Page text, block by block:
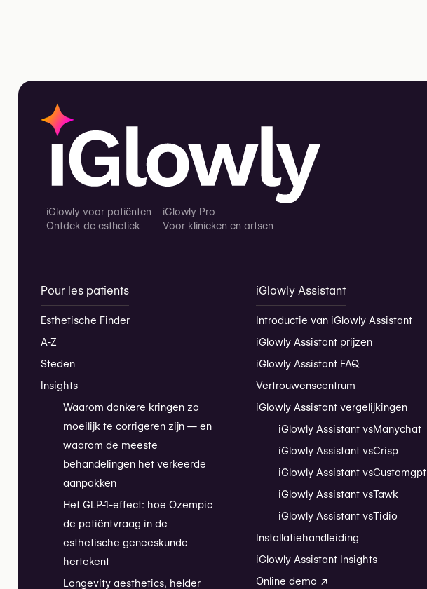
iGlowly voor patiënten
Ontdek de esthetiek
iGlowly Pro
Voor klinieken en artsen
Pour les patients
Esthetische Finder
A-Z
Steden
Insights
Waarom donkere kringen zo
moeilijk te corrigeren zijn — en
waarom de meeste
behandelingen het verkeerde
aanpakken
Het GLP-1-effect: hoe Ozempic
de patiëntvraag in de
esthetische geneeskunde
hertekent
Longevity aesthetics, helder
iGlowly Assistant
Introductie van iGlowly Assistant
iGlowly Assistant prijzen
iGlowly Assistant FAQ
Vertrouwenscentrum
iGlowly Assistant vergelijkingen
iGlowly Assistant vsManychat
iGlowly Assistant vsCrisp
iGlowly Assistant vsCustomgpt
iGlowly Assistant vsTawk
iGlowly Assistant vsTidio
Installatiehandleiding
iGlowly Assistant Insights
Online demo ↗